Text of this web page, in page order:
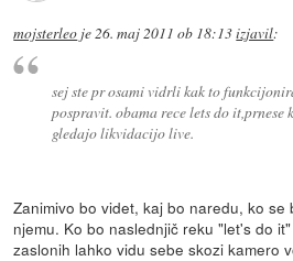
mojsterleo je26. maj 2011 ob 18:13izjavil:
sej ste pr osami vidrli kak to
pospravit. obama rece lets do it,prnese
gledajo likvidacijo live.
Zanimivo bo videt, kaj bo naredu, ko se
njemu. Ko bo naslednjič reku "let's do
zaslonih lahko vidu sebe skozi kamero